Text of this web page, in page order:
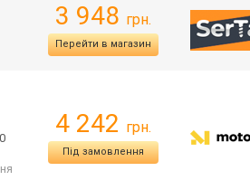
3 948 грн.
Перейти в магазин
4 242 грн.
Під замовлення